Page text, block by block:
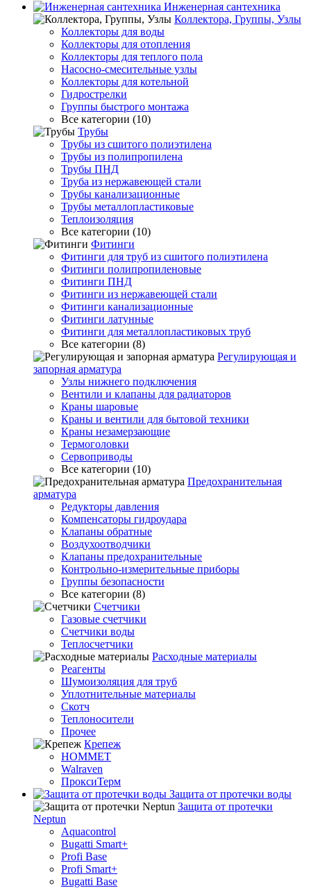
Инженерная сантехника
Коллектора, Группы, Узлы
Коллекторы для воды
Коллекторы для отопления
Коллекторы для теплого пола
Насосно-смесительные узлы
Коллекторы для котельной
Гидрострелки
Группы быстрого монтажа
Все категории (10)
Трубы
Трубы из сшитого полиэтилена
Трубы из полипропилена
Трубы ПНД
Труба из нержавеющей стали
Трубы канализационные
Трубы металлопластиковые
Теплоизоляция
Все категории (10)
Фитинги
Фитинги для труб из сшитого полиэтилена
Фитинги полипропиленовые
Фитинги ПНД
Фитинги из нержавеющей стали
Фитинги канализационные
Фитинги латунные
Фитинги для металлопластиковых труб
Все категории (8)
Регулирующая и
запорная арматура
Узлы нижнего подключения
Вентили и клапаны для радиаторов
Краны шаровые
Краны и вентили для бытовой техники
Краны незамерзающие
Термоголовки
Сервоприводы
Все категории (10)
Предохранительная
арматура
Редукторы давления
Компенсаторы гидроудара
Клапаны обратные
Воздухоотводчики
Клапаны предохранительные
Контрольно-измерительные приборы
Группы безопасности
Все категории (8)
Счетчики
Газовые счетчики
Счетчики воды
Теплосчетчики
Расходные материалы
Реагенты
Шумоизоляция для труб
Уплотнительные материалы
Скотч
Теплоносители
Прочее
Крепеж
HOMMET
Walraven
ПроксиТерм
Защита от протечки воды
Защита от протечки
Neptun
Aquacontrol
Bugatti Smart+
Profi Base
Profi Smart+
Bugatti Base